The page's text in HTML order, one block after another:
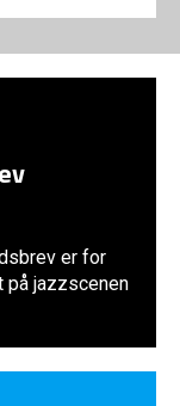
er for
jazzscenen